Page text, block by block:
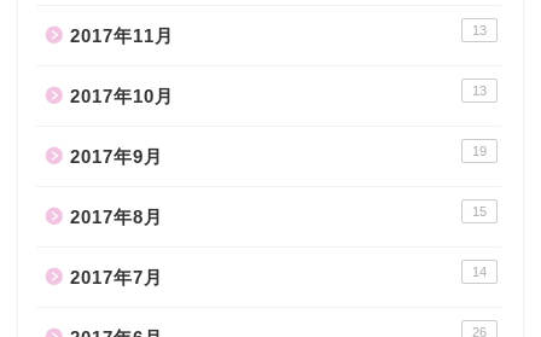
2017年11月 13
2017年10月 13
2017年9月 19
2017年8月 15
2017年7月 14
26